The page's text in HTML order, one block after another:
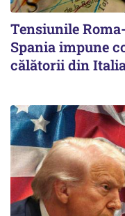
Tensiunile
Spania impune
călătorii din